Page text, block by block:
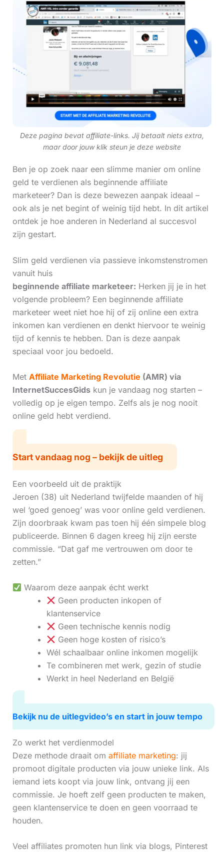
Deze pagina bevat affiliate-links. Jij betaalt niets extra,
maar door jouw klik steun je deze website
Ben je op zoek naar een slimme manier om online
geld te verdienen als beginnende affiliate
marketeer? Dan is deze bewezen aanpak ideaal –
ook als je net begint of weinig tijd hebt. In dit artikel
ontdek je hoe anderen in Nederland al succesvol
zijn gestart.
Slim geld verdienen via passieve inkomstenstromen
vanuit huis
beginnende affiliate marketeer: Herken jij je in het
volgende probleem? Een beginnende affiliate
marketeer weet niet hoe hij of zij online een extra
inkomen kan verdienen en denkt hiervoor te weinig
tijd of kennis te hebben. Dan is deze aanpak
speciaal voor jou bedoeld.
Met Affiliate Marketing Revolutie (AMR) via
InternetSuccesGidskun je vandaag nog starten –
volledig op je eigen tempo. Zelfs als je nog nooit
online geld hebt verdiend.
Start vandaag nog – bekijk de uitleg
Een voorbeeld uit de praktijk
Jeroen (38) uit Nederland twijfelde maanden of hij
wel ‘goed genoeg’ was voor online geld verdienen.
Zijn doorbraak kwam pas toen hij één simpele blog
publiceerde. Binnen 6 dagen kreeg hij zijn eerste
commissie. “Dat gaf me vertrouwen om door te
zetten.”
Waarom deze aanpak écht werkt
Geen producten inkopen of
klantenservice
Geen technische kennis nodig
Geen hoge kosten of risico’s
Wél schaalbaar online inkomen mogelijk
Te combineren met werk, gezin of studie
Werkt in heel Nederland en België
Bekijk nu de uitlegvideo’s en start in jouw tempo
Zo werkt het verdienmodel
Deze methode draait om affiliate marketing: jij
promoot digitale producten via jouw unieke link. Als
iemand iets koopt via jouw link, ontvang jij een
commissie. Je hoeft zelf geen producten te maken,
geen klantenservice te doen en geen voorraad te
houden.
Veel affiliates promoten hun link via blogs, Pinterest